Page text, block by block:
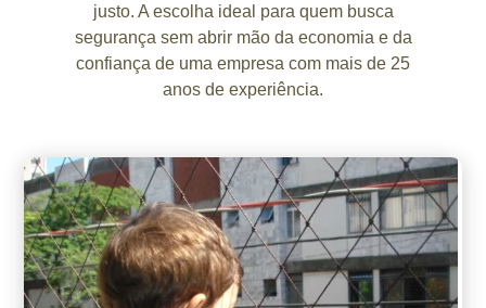
justo. A escolha ideal para quem busca
segurança sem abrir mão da economia e da
confiança de uma empresa com mais de 25
anos de experiência.